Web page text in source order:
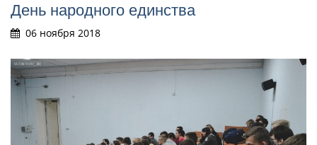
День народного единства
06 ноября 2018